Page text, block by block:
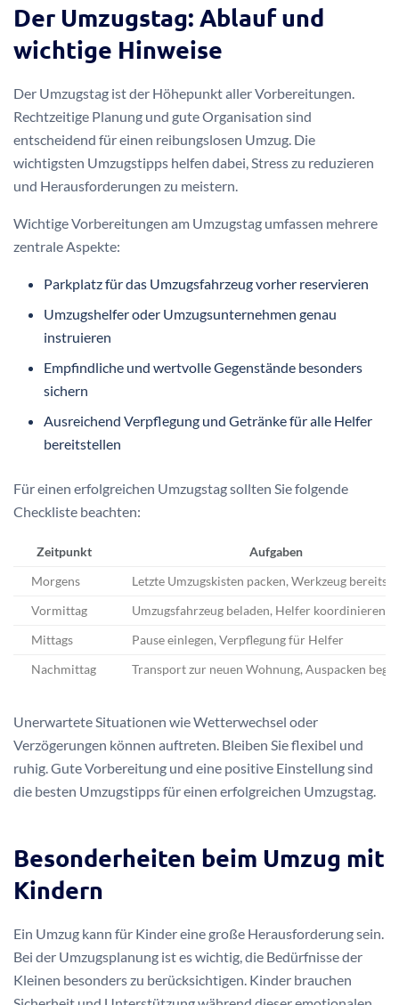
Der Umzugstag: Ablauf und
wichtige Hinweise
Der Umzugstag ist der Höhepunkt aller Vorbereitungen.
Rechtzeitige Planung und gute Organisation sind
entscheidend für einen reibungslosen Umzug. Die
wichtigsten Umzugstipps helfen dabei, Stress zu reduzieren
und Herausforderungen zu meistern.
Wichtige Vorbereitungen am Umzugstag umfassen mehrere
zentrale Aspekte:
Parkplatz für das Umzugsfahrzeug vorher reservieren
Umzugshelfer oder Umzugsunternehmen genau
instruieren
Empfindliche und wertvolle Gegenstände besonders
sichern
Ausreichend Verpflegung und Getränke für alle Helfer
bereitstellen
Für einen erfolgreichen Umzugstag sollten Sie folgende
Checkliste beachten:
Zeitpunkt Aufgaben
Morgens Letzte Umzugskisten packen, Werkzeug
Vormittag Umzugsfahrzeug beladen, Helfer koordinieren
Mittags Pause einlegen, Verpflegung für Helfer
Nachmittag Transport zur neuen Wohnung, Auspacken
Unerwartete Situationen wie Wetterwechsel oder
Verzögerungen können auftreten. Bleiben Sie flexibel und
ruhig. Gute Vorbereitung und eine positive Einstellung sind
die besten Umzugstipps für einen erfolgreichen Umzugstag.
Besonderheiten beim Umzug mit
Kindern
Ein Umzug kann für Kinder eine große Herausforderung sein.
Bei der Umzugsplanung ist es wichtig, die Bedürfnisse der
Kleinen besonders zu berücksichtigen. Kinder brauchen